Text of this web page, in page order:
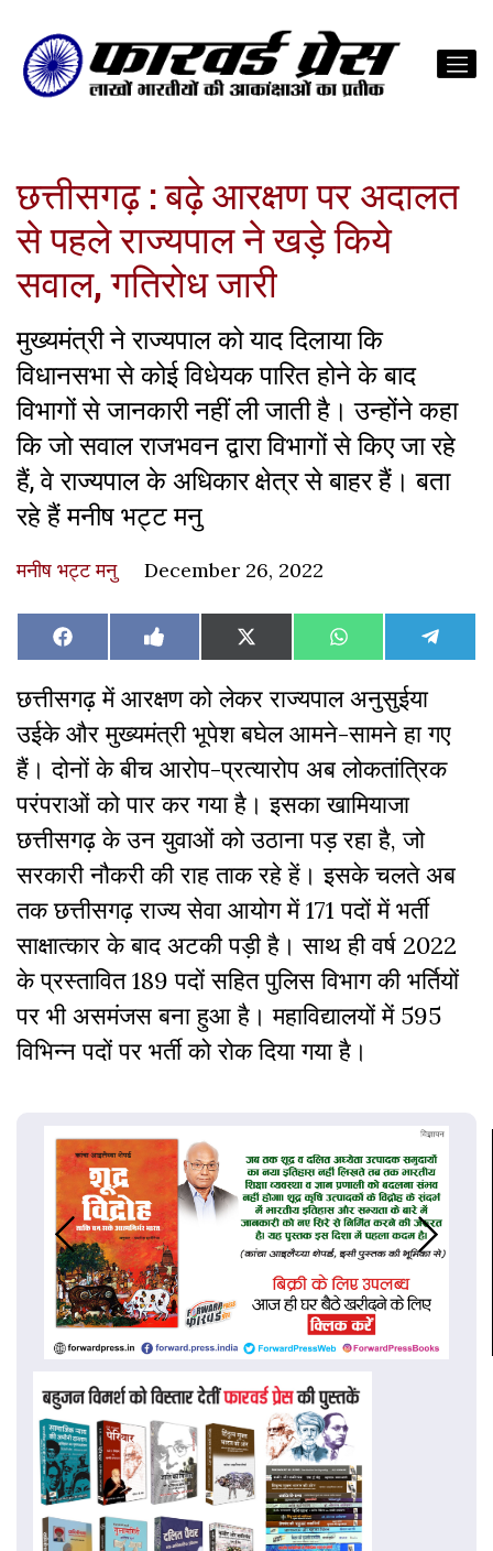
छत्तीसगढ़ : बढ़े आरक्षण पर अदालत
से पहले राज्यपाल ने खड़े किये
सवाल, गतिरोध जारी
मुख्यमंत्री ने राज्यपाल को याद दिलाया कि
विधानसभा से कोई विधेयक पारित होने के बाद
विभागों से जानकारी नहीं ली जाती है। उन्होंने कहा
कि जो सवाल राजभवन द्वारा विभागों से किए जा रहे
हैं, वे राज्यपाल के अधिकार क्षेत्र से बाहर हैं। बता
रहे हैं मनीष भट्ट मनु
मनीष भट्ट मनु December 26, 2022
Share
on
Facebook Share
on
Like
on
Facebook
Share
on
X
(Twitter)
Share
on
WhatsAppShare
on
छत्तीसगढ़ में आरक्षण को लेकर राज्यपाल अनुसुईया
उईके और मुख्यमंत्री भूपेश बघेल आमने-सामने हा गए
हैं। दोनों के बीच आरोप-प्रत्यारोप अब लोकतांत्रिक
परंपराओं को पार कर गया है। इसका खामियाजा
छत्तीसगढ़ के उन युवाओं को उठाना पड़ रहा है, जो
सरकारी नौकरी की राह ताक रहे हें। इसके चलते अब
तक छत्तीसगढ़ राज्य सेवा आयोग में 171 पदों में भर्ती
साक्षात्कार के बाद अटकी पड़ी है। साथ ही वर्ष 2022
के प्रस्तावित 189 पदों सहित पुलिस विभाग की भर्तियों
पर भी असमंजस बना हुआ है। महाविद्यालयों में 595
विभिन्न पदों पर भर्ती को रोक दिया गया है।